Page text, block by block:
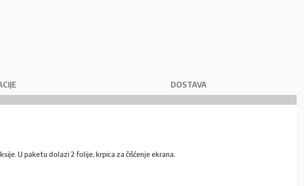
DOSTAVA
U paketu dolazi 2 folije, krpica za čišćenje ekrana.